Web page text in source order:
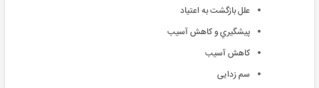
علل بازگشت به اعتیاد
پيشگيري و كاهش آسيب
كاهش آسيب
سم زدایی